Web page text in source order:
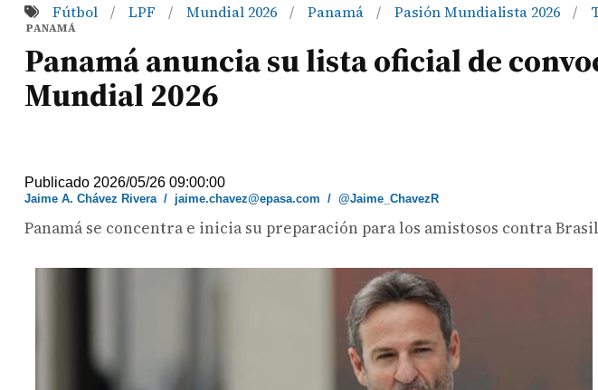
Fútbol / LPF / Mundial 2026 / Panamá / Pasión Mundialista 2026 /
PANAMÁ
Panamá anuncia su lista oficial de
Mundial 2026
Publicado 2026/05/26 09:00:00
Jaime A. Chávez Rivera/ jaime.chavez@epasa.com /@Jaime_ChavezR
Panamá se concentra e inicia su preparación para los amistosos contra